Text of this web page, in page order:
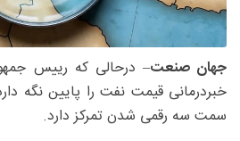
جهان صنعت– درحالی که رییس
خبردرمانی قیمت نفت را پایین نگه
سمت سه رقمی شدن تمرکز دارد.